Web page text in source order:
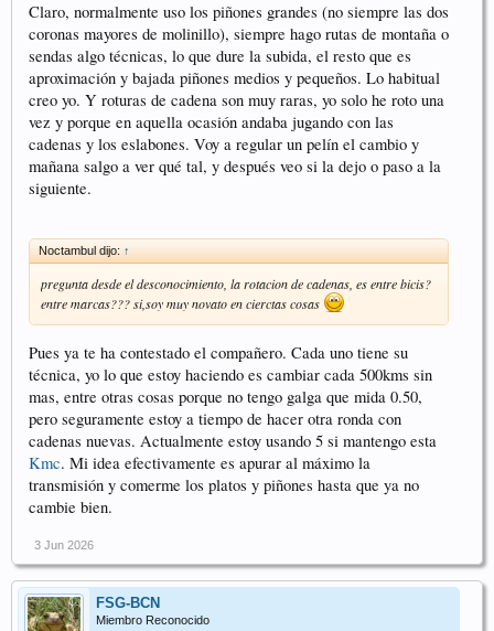
Claro, normalmente uso los piñones grandes (no siempre las dos
coronas mayores de molinillo), siempre hago rutas de montaña o
sendas algo técnicas, lo que dure la subida, el resto que es
aproximación y bajada piñones medios y pequeños. Lo habitual
creo yo. Y roturas de cadena son muy raras, yo solo he roto una
vez y porque en aquella ocasión andaba jugando con las
cadenas y los eslabones. Voy a regular un pelín el cambio y
mañana salgo a ver qué tal, y después veo si la dejo o paso a la
siguiente.
Noctambul dijo: ↑
pregunta desde el desconocimiento, la rotacion de cadenas, es entre bicis?
entre marcas??? si,soy muy novato en cierctas cosas
Pues ya te ha contestado el compañero. Cada uno tiene su
técnica, yo lo que estoy haciendo es cambiar cada 500kms sin
mas, entre otras cosas porque no tengo galga que mida 0.50,
pero seguramente estoy a tiempo de hacer otra ronda con
cadenas nuevas. Actualmente estoy usando 5 si mantengo esta
Kmc. Mi idea efectivamente es apurar al máximo la
transmisión y comerme los platos y piñones hasta que ya no
cambie bien.
3 Jun 2026
FSG-BCN
Miembro Reconocido